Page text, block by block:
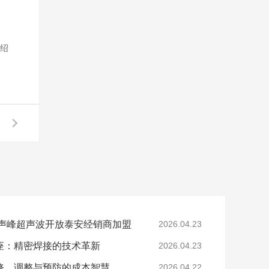
峰超声波开放泰安经销商加盟 2026.04.23
精密焊接的技术革新 2026.04.23